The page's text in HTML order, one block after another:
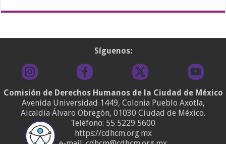
Síguenos:
Comisión de Derechos Humanos de la Ciudad de México
Avenida Universidad 1449, Colonia Pueblo Axotla,
Alcaldía Álvaro Obregón, 01030 Ciudad de México.
Teléfono: 55 5229 5600
https://cdhcm.org.mx